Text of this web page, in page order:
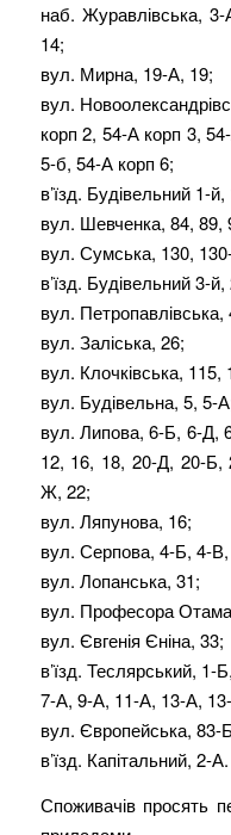
наб. Журавлівська,
14;
вул. Мирна, 19-А, 19;
вул.
корп 2, 54-А корп 3,
5-б, 54-А корп 6;
в’їзд. Будівельний 1-й,
вул. Шевченка, 84, 89,
вул. Сумська, 130,
в’їзд. Будівельний 3-
вул. Петропавлівська,
вул. Заліська, 26;
вул. Клочківська,
вул. Будівельна, 5, 5-
вул. Липова, 6-Б, 6-Д,
12, 16, 18, 20-Д, 20-
Ж, 22;
вул. Ляпунова, 16;
вул. Серпова, 4-Б, 4-
вул. Лопанська, 31;
вул. Професора
вул. Євгенія Єніна, 33;
в’їзд. Теслярський,
7-А, 9-А, 11-А, 13-А,
вул. Європейська, 83-
в’їзд. Капітальний, 2-А.
Споживачів просять